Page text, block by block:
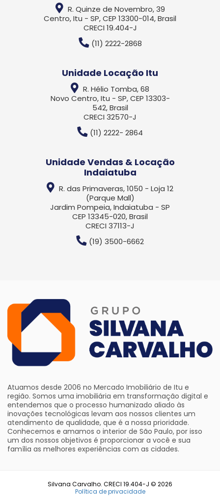
R. Quinze de Novembro, 39
Centro, Itu - SP, CEP 13300-014, Brasil
CRECI 19.404-J
(11) 2222-2868
Unidade Locação Itu
R. Hélio Tomba, 68
Novo Centro, Itu - SP, CEP 13303-
542, Brasil
CRECI 32570-J
(11) 2222- 2864
Unidade Vendas & Locação
Indaiatuba
R. das Primaveras, 1050 - Loja 12
(Parque Mall)
Jardim Pompeia, Indaiatuba - SP
CEP 13345-020, Brasil
CRECI 37113-J
(19) 3500-6662
Atuamos desde 2006 no Mercado Imobiliário de Itu e
região. Somos uma imobiliária em transformação digital e
entendemos que o processo humanizado aliado às
inovações tecnológicas levam aos nossos clientes um
atendimento de qualidade, que é a nossa prioridade.
Conhecemos e amamos o interior de São Paulo, por isso
um dos nossos objetivos é proporcionar a você e sua
família as melhores experiências com as cidades.
Silvana Carvalho. CRECI 19.404-J © 2026
Política de privacidade